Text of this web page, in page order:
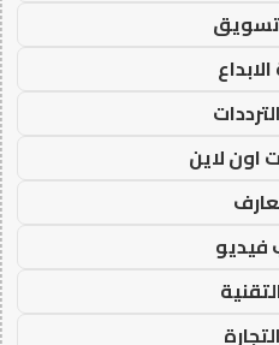
تسويق
اون لاين